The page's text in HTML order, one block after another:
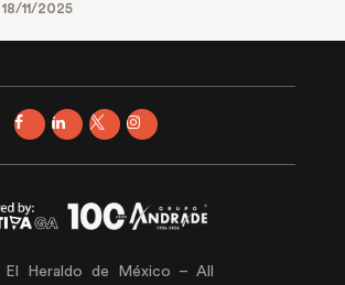
18/11/2025
Heraldo de México – All